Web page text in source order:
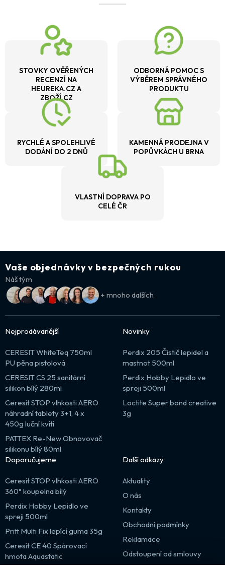
STOVKY OVĚŘENÝCH
RECENZÍ NA
HEUREKA.CZ A
ZBOŽÍ.CZ
ODBORNÁ POMOC S
VÝBĚREM SPRÁVNÉHO
PRODUKTU
RYCHLÉ A SPOLEHLIVÉ
DODÁNÍ DO 2 DNŮ
KAMENNÁ PRODEJNA V
POPŮVKÁCH U BRNA
VLASTNÍ DOPRAVA PO
CELÉ ČR
Vaše objednávky v bezpečných rukou
Náš tým
+ mnoho dalších
Nejprodávanější
CERESIT WhiteTeq 750ml
PU pěna pistolová
CERESIT CS 25 sanitární
silikon bílý 280ml
Ceresit STOP vlhkosti AERO
náhradní tablety 3+1, 4 x
450g luční kvítí
PATTEX Re-New Obnovovač
silikonu bílý 80ml
Novinky
Perdix 205 Čistič lepidel a
mastnot 500ml
Perdix Hobby Lepidlo ve
spreji 500ml
Loctite Super bond creative
3g
Doporučujeme
Ceresit STOP vlhkosti AERO
360° koupelna bílý
Perdix Hobby Lepidlo ve
spreji 500ml
Pritt Multi Fix lepící guma 35g
Ceresit CE 40 Spárovací
hmota Aquastatic
Další odkazy
Aktuality
O nás
Kontakty
Obchodní podmínky
Reklamace
Odstoupení od smlouvy